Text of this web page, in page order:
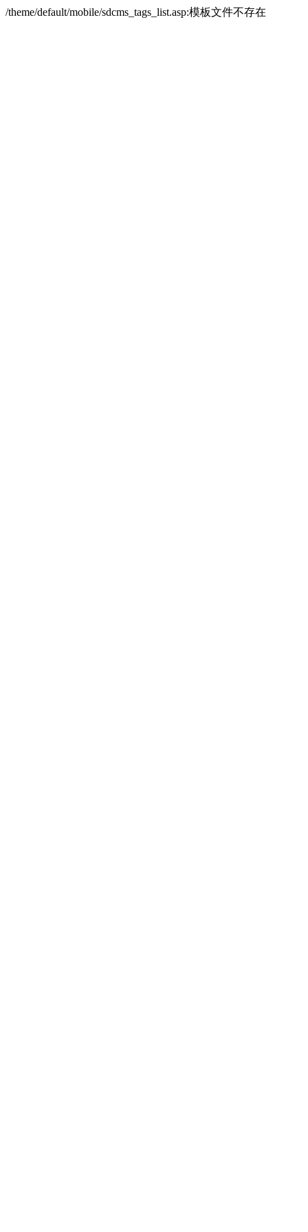
/theme/default/mobile/sdcms_tags_list.asp:模板文件不存在